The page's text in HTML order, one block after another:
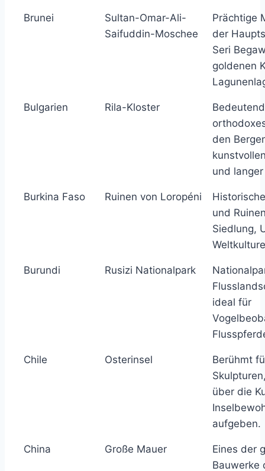
Brunei
Sultan-Omar-Ali-
Saifuddin-Moschee
Prächtige
der
Seri
goldenen
Bulgarien Rila-Kloster
den
und
Burkina Faso Ruinen von Loropéni
und
Siedlung,
Burundi Rusizi Nationalpark
ideal für
Chile Osterinsel
Berühmt
über die
aufgeben.
China Große Mauer
Eines der
Bauwerke